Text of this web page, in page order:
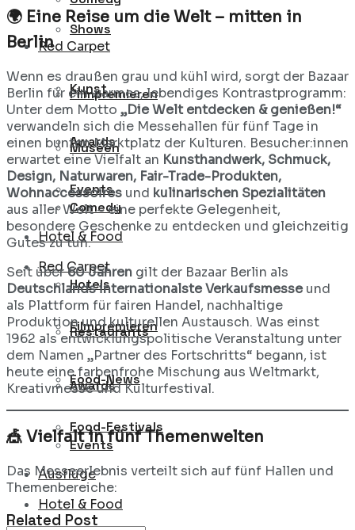
Shows
Kunst
Museen
Comedy
Red Carpet
Filmpremieren
Awards
Events
Hotel & Food
Red Carpet
Filmpremieren
Awards
Events
Hotel & Food
Hotels
Restaurants
Food-News
Food-Festivals
Ausflüge
🌍 Eine Reise um die Welt – mitten in
Berlin
Wenn es draußen grau und kühl wird, sorgt der Bazaar
Berlin für ein warmes, lebendiges Kontrastprogramm:
Unter dem Motto „Die Welt entdecken & genießen!“
verwandeln sich die Messehallen für fünf Tage in
einen bunten Marktplatz der Kulturen. Besucher:innen
erwartet eine Vielfalt an Kunsthandwerk, Schmuck,
Design, Naturwaren, Fair-Trade-Produkten,
Wohnaccessoires und kulinarischen Spezialitäten
aus aller Welt – eine perfekte Gelegenheit,
besondere Geschenke zu entdecken und gleichzeitig
Gutes zu tun.
Seit über60 Jahren gilt der Bazaar Berlin als
Deutschlands internationalste Verkaufsmesseund
als Plattform für fairen Handel, nachhaltige
Produktion und kulturellen Austausch. Was einst
1962 als entwicklungspolitische Veranstaltung unter
dem Namen „Partner des Fortschritts“ begann, ist
heute eine farbenfrohe Mischung aus Weltmarkt,
Kreativmesse und Kulturfestival.
🎪 Vielfalt in fünf Themenwelten
Das Messeerlebnis verteilt sich auf fünf Hallen und
Themenbereiche:
Related Post